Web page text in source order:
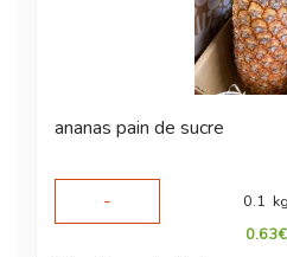
ananas pain de sucre
-
0.1 kg
0.63€